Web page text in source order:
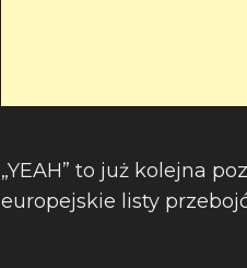
„YEAH” to już kolejna
europejskie listy